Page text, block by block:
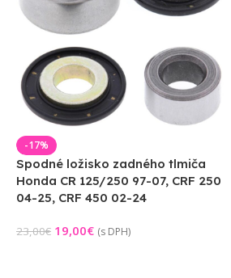
-17%
Spodné ložisko zadného tlmiča
Honda CR 125/250 97-07, CRF 250
04-25, CRF 450 02-24
23,00€ 19,00€ (s DPH)